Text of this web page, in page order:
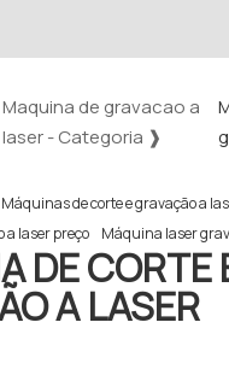
Maquina de gravacao a
laser - Categoria ❱
Máquinas de corte e gravação a
a laser preço
Máquina laser
DE CORTE
A LASER